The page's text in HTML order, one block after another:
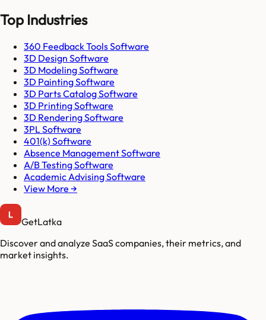
Top Industries
360 Feedback Tools Software
3D Design Software
3D Modeling Software
3D Painting Software
3D Parts Catalog Software
3D Printing Software
3D Rendering Software
3PL Software
401(k) Software
Absence Management Software
A/B Testing Software
Academic Advising Software
View More →
GetLatka
Discover and analyze SaaS companies, their metrics, and
market insights.